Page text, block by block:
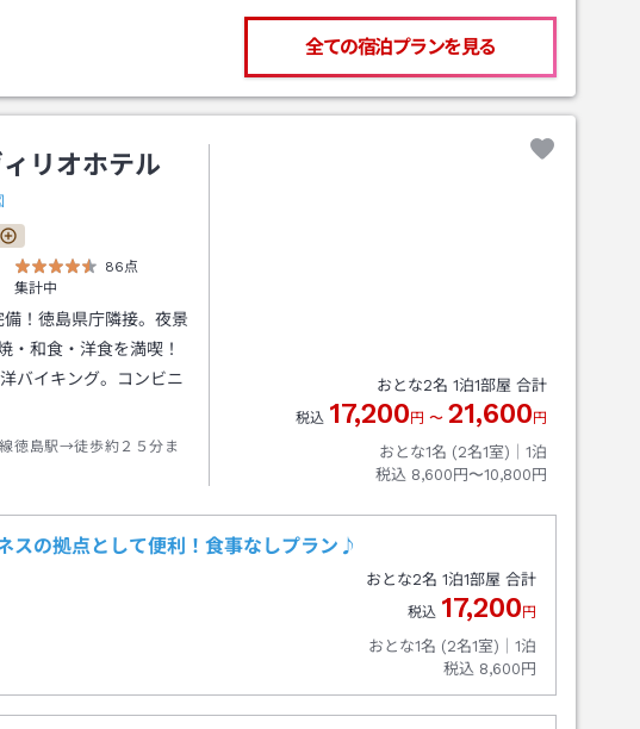
全ての宿泊プランを見る
リオホテル
86点
集計中
！徳島県庁隣接。夜景
・和食・洋食を満喫！
バイキング。コンビニ
徳島駅→徒歩約２５分ま
おとな2名 1泊1部屋 合計
税込 17,200 円 〜 21,600 円
おとな1名 (2名1室)｜ 1泊
税込 8,600円〜10,800円
の拠点として便利！食事なしプラン♪
おとな2名 1泊1部屋 合計
税込 17,200 円
おとな1名 (2名1室)｜ 1泊
税込 8,600円